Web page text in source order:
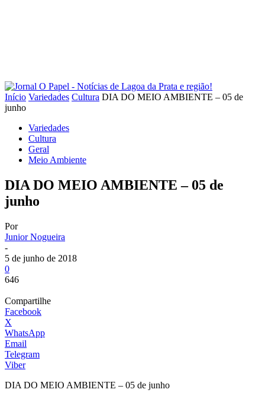
Início Variedades Cultura DIA DO MEIO AMBIENTE – 05 de
junho
Variedades
Cultura
Geral
Meio Ambiente
DIA DO MEIO AMBIENTE – 05 de
junho
Por
Junior Nogueira
-
5 de junho de 2018
0
646
Compartilhe
Facebook
X
WhatsApp
Email
Telegram
Viber
DIA DO MEIO AMBIENTE – 05 de junho